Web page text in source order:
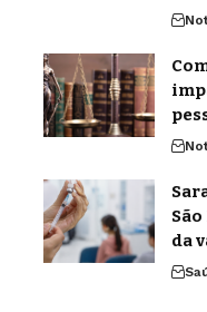
da